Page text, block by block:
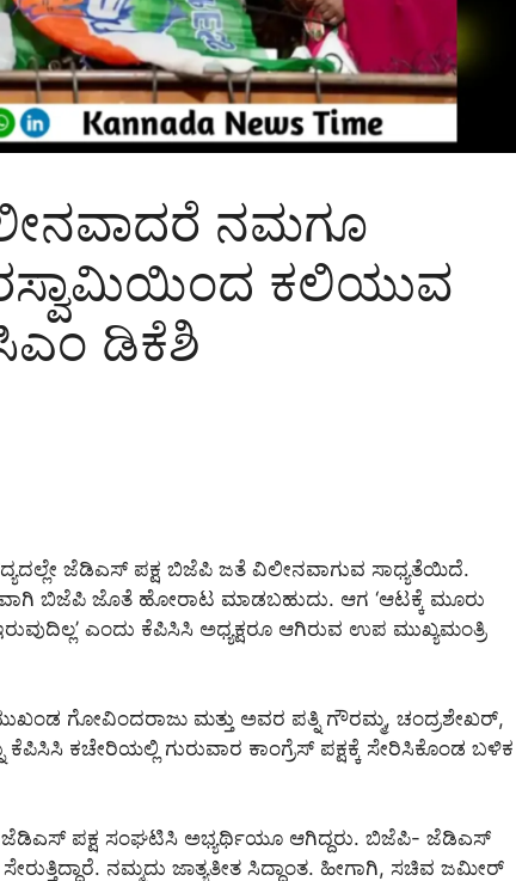
ನಮಗೂ
ಕಲಿಯುವ
ಡಿಕೆಶಿ
ಜೆಡಿಎಸ್ ಪಕ್ಷ ಬಿಜೆಪಿ ಜತೆ ವಿಲೀನವಾಗುವ ಸಾಧ್ಯತೆಯಿದೆ.
ಬಿಜೆಪಿ ಜೊತೆ ಹೋರಾಟ ಮಾಡಬಹುದು. ಆಗ ‘ಆಟಕ್ಕೆ ಮೂರು
ಎಂದು ಕೆಪಿಸಿಸಿ ಅಧ್ಯಕ್ಷರೂ ಆಗಿರುವ ಉಪ ಮುಖ್ಯಮಂತ್ರಿ
ಗೋವಿಂದರಾಜು ಮತ್ತು ಅವರ ಪತ್ನಿ ಗೌರಮ್ಮ, ಚಂದ್ರಶೇಖರ್,
ಕಚೇರಿಯಲ್ಲಿ ಗುರುವಾರ ಕಾಂಗ್ರೆಸ್‌ ಪಕ್ಷಕ್ಕೆ ಸೇರಿಸಿಕೊಂಡ ಬಳಿಕ
ಜೆಡಿಎಸ್ ಪಕ್ಷ ಸಂಘಟಿಸಿ ಅಭ್ಯರ್ಥಿಯೂ ಆಗಿದ್ದರು. ಬಿಜೆಪಿ- ಜೆಡಿಎಸ್
ನಮ್ಮದು ಜಾತ್ಯತೀತ ಸಿದ್ಧಾಂತ. ಹೀಗಾಗಿ, ಸಚಿವ ಜಮೀರ್